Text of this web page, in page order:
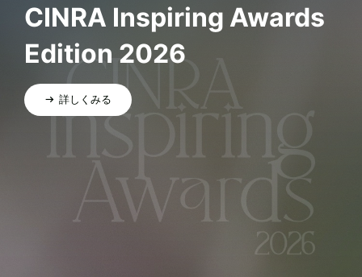
CINRA Inspiring Awards
Edition 2026
詳しくみる